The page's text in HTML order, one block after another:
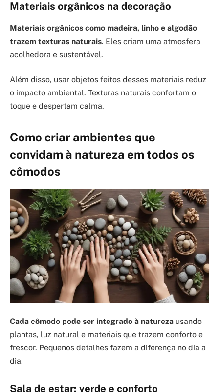
Materiais orgânicos na decoração
Materiais orgânicos como madeira, linho e algodão
trazem texturas naturais. Eles criam uma atmosfera
acolhedora e sustentável.
Além disso, usar objetos feitos desses materiais reduz
o impacto ambiental. Texturas naturais confortam o
toque e despertam calma.
Como criar ambientes que
convidam à natureza em todos os
cômodos
Cada cômodo pode ser integrado à natureza usando
plantas, luz natural e materiais que trazem conforto e
frescor. Pequenos detalhes fazem a diferença no dia a
dia.
Sala de estar: verde e conforto